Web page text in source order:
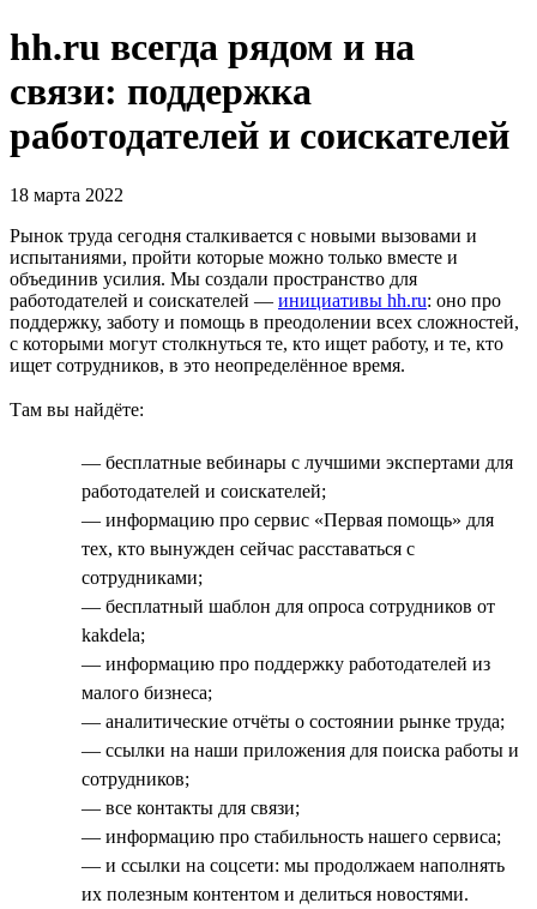
hh.ru всегда рядом и на
связи: поддержка
работодателей и соискателей
18 марта 2022
Рынок труда сегодня сталкивается с новыми вызовами и
испытаниями, пройти которые можно только вместе и
объединив усилия. Мы создали пространство для
работодателей и соискателей — инициативы hh.ru: оно про
поддержку, заботу и помощь в преодолении всех сложностей,
с которыми могут столкнуться те, кто ищет работу, и те, кто
ищет сотрудников, в это неопределённое время.
Там вы найдёте:
— бесплатные вебинары с лучшими экспертами для
работодателей и соискателей;
— информацию про сервис «Первая помощь» для
тех, кто вынужден сейчас расставаться с
сотрудниками;
— бесплатный шаблон для опроса сотрудников от
kakdela;
— информацию про поддержку работодателей из
малого бизнеса;
— аналитические отчёты о состоянии рынке труда;
— ссылки на наши приложения для поиска работы и
сотрудников;
— все контакты для связи;
— информацию про стабильность нашего сервиса;
— и ссылки на соцсети: мы продолжаем наполнять
их полезным контентом и делиться новостями.